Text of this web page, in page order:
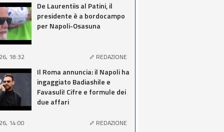
De Laurentiis al Patini, il
presidente è a bordocampo
per Napoli-Osasuna
18:32 REDAZIONE
Il Roma annuncia: il Napoli ha
ingaggiato Badiashile e
Favasuli! Cifre e formule dei
due affari
14:00 REDAZIONE